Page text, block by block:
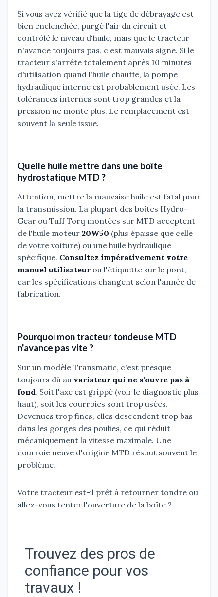
Si vous avez vérifié que la tige de débrayage est
bien enclenchée, purgé l'air du circuit et
contrôlé le niveau d'huile, mais que le tracteur
n'avance toujours pas, c'est mauvais signe. Si le
tracteur s'arrête totalement après 10 minutes
d'utilisation quand l'huile chauffe, la pompe
hydraulique interne est probablement usée. Les
tolérances internes sont trop grandes et la
pression ne monte plus. Le remplacement est
souvent la seule issue.
Quelle huile mettre dans une boîte
hydrostatique MTD ?
Attention, mettre la mauvaise huile est fatal pour
la transmission. La plupart des boîtes Hydro-
Gear ou Tuff Torq montées sur MTD acceptent
de l'huile moteur 20W50 (plus épaisse que celle
de votre voiture) ou une huile hydraulique
spécifique. Consultez impérativement votre
manuel utilisateur ou l'étiquette sur le pont,
car les spécifications changent selon l'année de
fabrication.
Pourquoi mon tracteur tondeuse MTD
n'avance pas vite ?
Sur un modèle Transmatic, c'est presque
toujours dû au variateur qui ne s'ouvre pas à
fond. Soit l'axe est grippé (voir le diagnostic plus
haut), soit les courroies sont trop usées.
Devenues trop fines, elles descendent trop bas
dans les gorges des poulies, ce qui réduit
mécaniquement la vitesse maximale. Une
courroie neuve d'origine MTD résout souvent le
problème.
Votre tracteur est-il prêt à retourner tondre ou
allez-vous tenter l'ouverture de la boîte ?
Trouvez des pros de
confiance pour vos
travaux !